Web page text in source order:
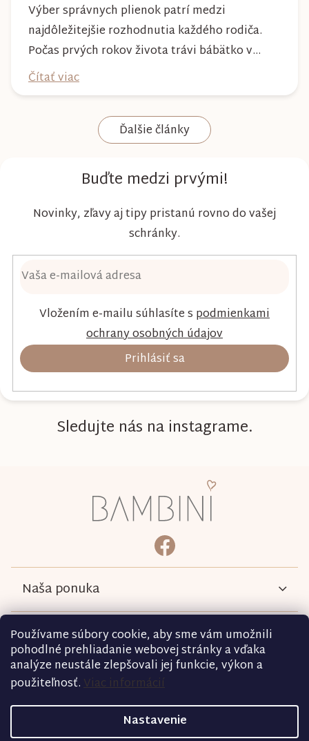
Používame súbory cookie, aby sme vám umožnili
pohodlné prehliadanie webovej stránky a vďaka
analýze neustále zlepšovali jej funkcie, výkon a
použiteľnosť.Viac informácií
Nastavenie
Výber správnych plienok patrí medzi
najdôležitejšie rozhodnutia každého rodiča.
Počas prvých rokov života trávi bábätko v
plienke väčšinu dňa, preto by mala poskytovať
nielen spoľahlivú ochranu, ale aj maximálny
komfort a šetrnosť k citlivej pokožke. Plienky
Kim & Kimmy boli vyvinuté s dôrazom na
Čítať viac
Ďalšie články
Buďte medzi prvými!
Novinky, zľavy aj tipy pristanú rovno do vašej
schránky.
Vložením e-mailu súhlasíte s podmienkami
ochrany osobných údajov
Prihlásiť sa
Sledujte nás na instagrame.
bambini.kociky
https://www.facebook.com/
Naša ponuka
Informácie
Podmienky